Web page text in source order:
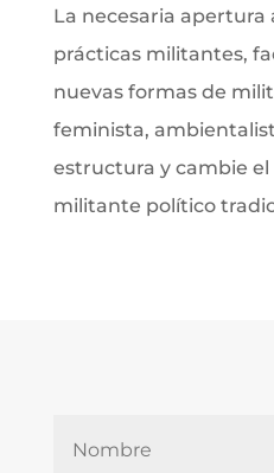
La necesaria apertura
prácticas militantes,
nuevas formas de
feminista,
estructura y cambie
militante político